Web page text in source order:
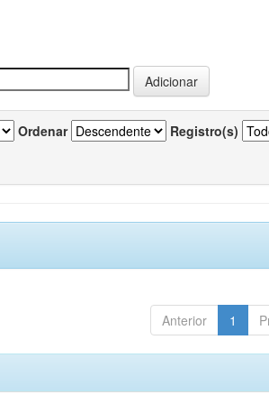
Ordenar Registro(s)
Anterior 1